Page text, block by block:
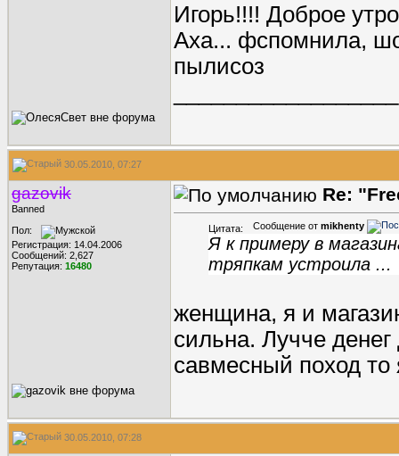
Игорь!!!! Доброе
Аха... фспомнила,
пылисоз
30.05.2010, 07:27
gazovik
Banned
Пол:
Регистрация: 14.04.2006
Сообщений: 2,627
Репутация: 16480
Re:
Цитата: Сообщение от mikhenty
Я к примеру в
тряпкам устроила ...
женщина, я и
сильна. Лучче
савмесный поход то
30.05.2010, 07:28